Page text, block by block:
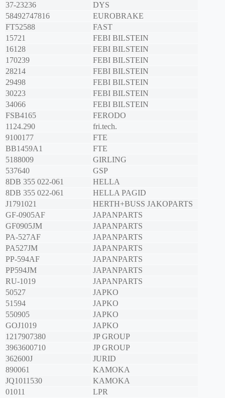
37-23236
DYS
58492747816
EUROBRAKE
FT52588
FAST
15721
FEBI BILSTEIN
16128
FEBI BILSTEIN
170239
FEBI BILSTEIN
28214
FEBI BILSTEIN
29498
FEBI BILSTEIN
30223
FEBI BILSTEIN
34066
FEBI BILSTEIN
FSB4165
FERODO
1124.290
fri.tech.
9100177
FTE
BB1459A1
FTE
5188009
GIRLING
537640
GSP
8DB 355 022-061
HELLA
8DB 355 022-061
HELLA PAGID
J1791021
HERTH+BUSS JAKOPARTS
GF-0905AF
JAPANPARTS
GF0905JM
JAPANPARTS
PA-527AF
JAPANPARTS
PA527JM
JAPANPARTS
PP-594AF
JAPANPARTS
PP594JM
JAPANPARTS
RU-1019
JAPANPARTS
50527
JAPKO
51594
JAPKO
550905
JAPKO
GOJ1019
JAPKO
1217907380
JP GROUP
3963600710
JP GROUP
362600J
JURID
890061
KAMOKA
JQ1011530
KAMOKA
01011
LPR